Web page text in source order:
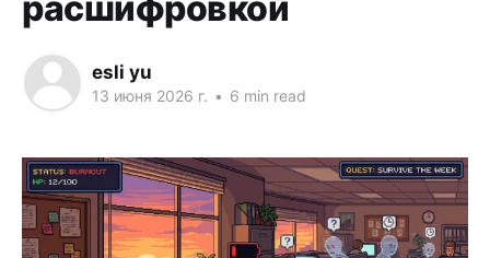
esli yu
13 июня 2026 г. • 6 min read